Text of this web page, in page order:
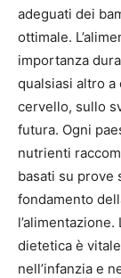
adeguati dei
ottimale.
importanza
qualsiasi altro
cervello, sullo
futura. Ogni
nutrienti
basati su prove
fondamento
dietetica è
nell’infanzia e